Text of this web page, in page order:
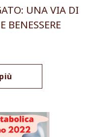
UNA VIA DI
BENESSERE